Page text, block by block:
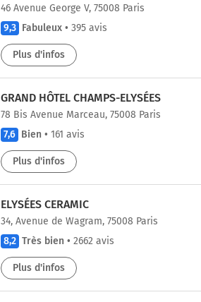
46 Avenue George V, 75008 Paris
9,3 Fabuleux • 395 avis
Plus d'infos
GRAND HÔTEL CHAMPS-ELYSÉES
78 Bis Avenue Marceau, 75008 Paris
7,6 Bien • 161 avis
Plus d'infos
ELYSÉES CERAMIC
34, Avenue de Wagram, 75008 Paris
8,2 Très bien • 2662 avis
Plus d'infos